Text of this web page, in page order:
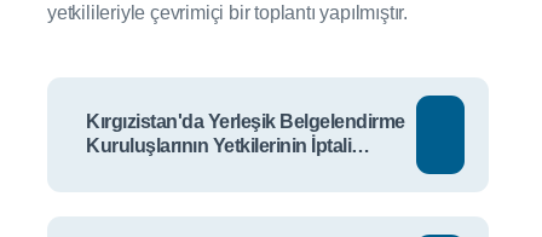
Kırgızistan'da Yerleşik Belgelendirme
Kuruluşlarının Yetkilerinin İptali
yetkilileriyle çevrimiçi bir toplantı yapılmıştır.